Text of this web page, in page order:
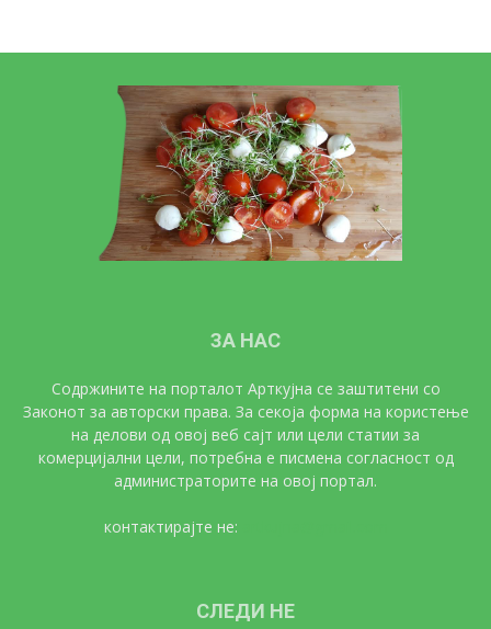
ЗА НАС
Содржините на порталот Арткујна се заштитени со
Законот за авторски права. За секоја форма на користење
на делови од овој веб сајт или цели статии за
комерцијални цели, потребна е писмена согласност од
администраторите на овој портал.
контактирајте не:
СЛЕДИ НЕ